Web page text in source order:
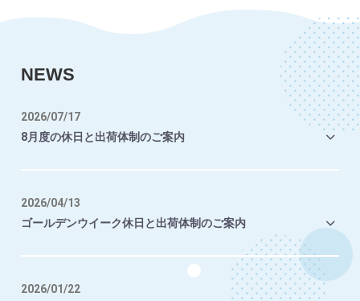
NEWS
2026/07/17
8月度の休日と出荷体制のご案内
2026/04/13
ゴールデンウイーク休日と出荷体制のご案内
2026/01/22